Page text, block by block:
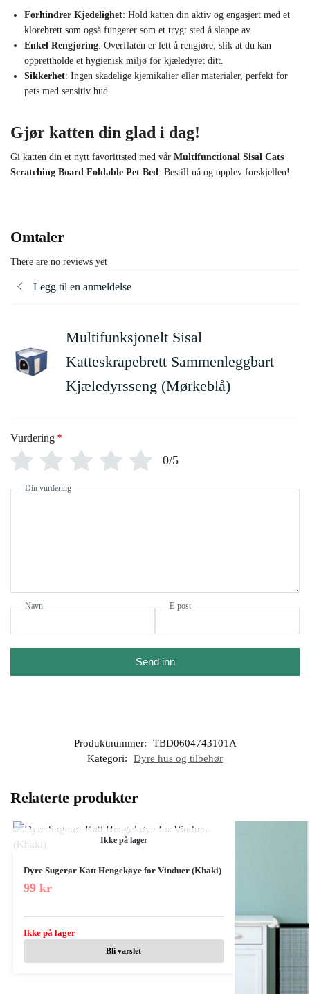
Forhindrer Kjedelighet: Hold katten din aktiv og engasjert med et
klorebrett som også fungerer som et trygt sted å slappe av.
Enkel Rengjøring: Overflaten er lett å rengjøre, slik at du kan
opprettholde et hygienisk miljø for kjæledyret ditt.
Sikkerhet: Ingen skadelige kjemikalier eller materialer, perfekt for
pets med sensitiv hud.
Gjør katten din glad i dag!
Gi katten din et nytt favorittsted med vår Multifunctional Sisal Cats
Scratching Board Foldable Pet Bed. Bestill nå og opplev forskjellen!
Omtaler
There are no reviews yet
Legg til en anmeldelse
Multifunksjonelt Sisal
Katteskrapebrett Sammenleggbart
Kjæledyrsseng (Mørkeblå)
Vurdering *
0/5
Din vurdering
Navn E-post
Send inn
Produktnummer:
TBD0604743101A
Kategori:
Dyre hus og tilbehør
Relaterte produkter
Ikke på lager
Dyre Sugerør Katt Hengekøye for Vinduer (Khaki)
99 kr
Ikke på lager
Bli varslet